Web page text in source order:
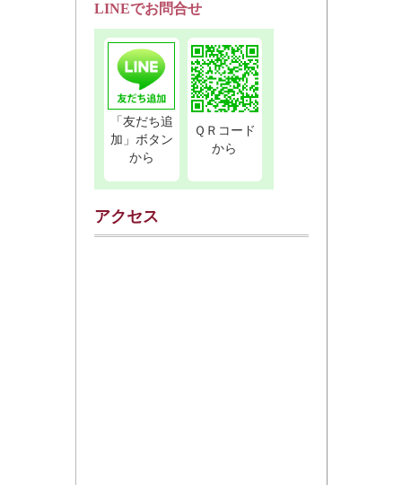
LINEでお問合せ
「友だち追
加」ボタン
から
ＱＲコード
から
アクセス